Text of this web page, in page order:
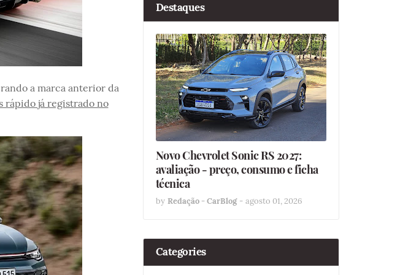
a marca anterior da
rápido já registrado no
Destaques
Novo Chevrolet Sonic RS 2027:
avaliação - preço, consumo e ficha
técnica
by Redação - CarBlog - agosto 01, 2026
Categories